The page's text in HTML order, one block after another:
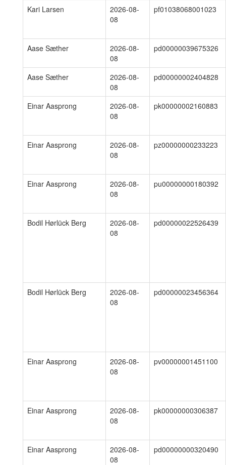
Kari Larsen
2026-08-
08
pf01038068001023
Aase Sæther
2026-08-
08
pd00000039675326
Aase Sæther
2026-08-
08
pd00000002404828
Einar Aasprong
2026-08-
08
pk00000002160883
Einar Aasprong
2026-08-
08
pz00000000233223
Einar Aasprong
2026-08-
08
pu00000000180392
Bodil Hørlück Berg
2026-08-
08
pd00000022526439
Bodil Hørlück Berg
2026-08-
08
pd00000023456364
Einar Aasprong
2026-08-
08
pv00000001451100
Einar Aasprong
2026-08-
08
pk00000000306387
Einar Aasprong
2026-08-
08
pd00000000320490